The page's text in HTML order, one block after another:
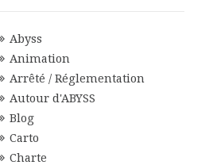
Abyss
Animation
Arrêté / Réglementation
Autour d'ABYSS
Blog
Carto
Charte